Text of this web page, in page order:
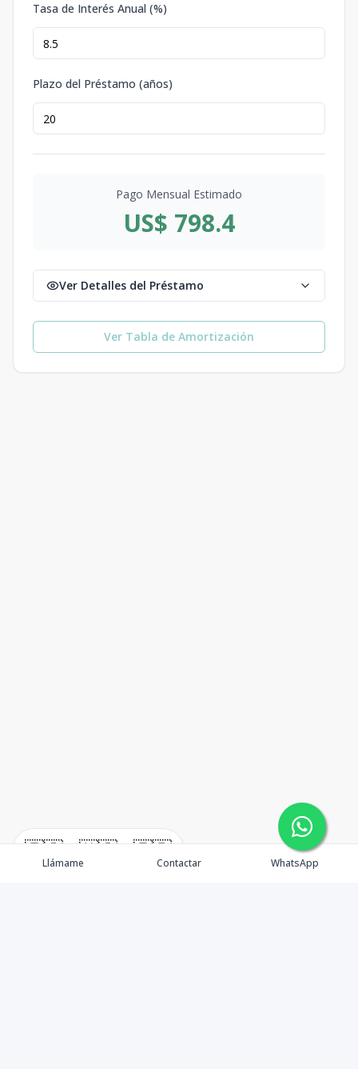
🇪🇸 🇺🇸 🇫🇷
Tasa de Interés Anual (%)
Plazo del Préstamo (años)
Pago Mensual Estimado
US$ 798.4
Ver Detalles del Préstamo
Ver Tabla de Amortización
Llámame Contactar WhatsApp